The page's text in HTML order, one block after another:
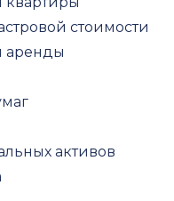
стоимости
аренды
активов
разводе